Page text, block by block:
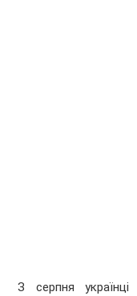
З серпня